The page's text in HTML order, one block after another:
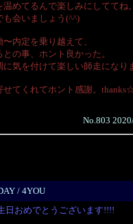
めてるんで楽しみにしててね。
も会いましょう(^^)
内定を乗り越えて、
の事、ホント良かった。
に気を付けて楽しい師走になり
せてくれてホント感謝。
No.803
/ 4YOU
日おめでとうございます!!!!